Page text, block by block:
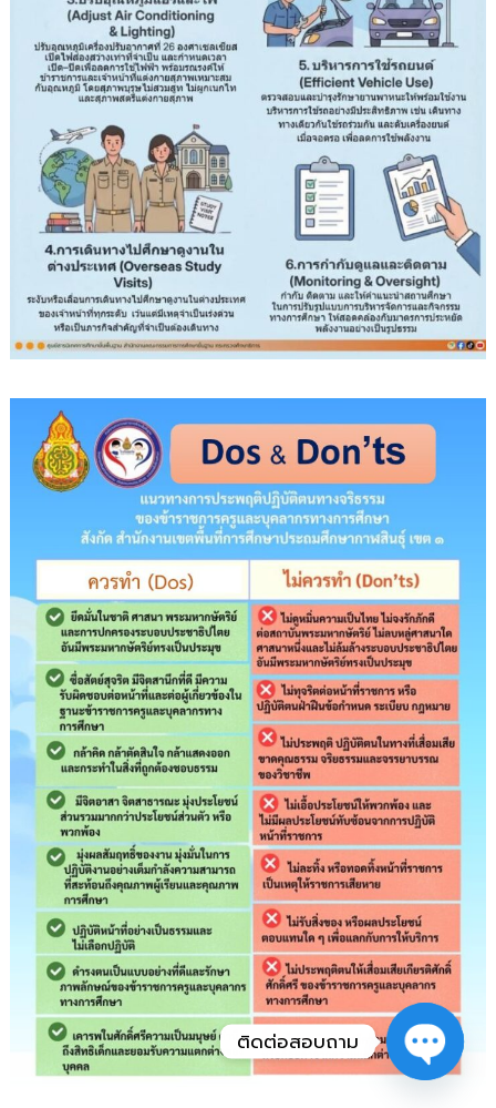
ติดต่อสอบถาม
O
p
e
n
c
h
at